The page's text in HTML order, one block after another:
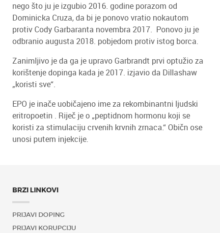
nego što ju je izgubio 2016. godine porazom od
Dominicka Cruza, da bi je ponovo vratio nokautom
protiv Cody Garbaranta novembra 2017. Ponovo ju je
odbranio augusta 2018. pobjedom protiv istog borca.
Zanimljivo je da ga je upravo Garbrandt prvi optužio za
korištenje dopinga kada je 2017. izjavio da Dillashaw
„koristi sve“.
EPO je inače uobičajeno ime za rekombinantni ljudski
eritropoetin . Riječ je o „peptidnom hormonu koji se
koristi za stimulaciju crvenih krvnih zrnaca.“ Običn ose
unosi putem injekcije.
BRZI LINKOVI
PRIJAVI DOPING
PRIJAVI KORUPCIJU